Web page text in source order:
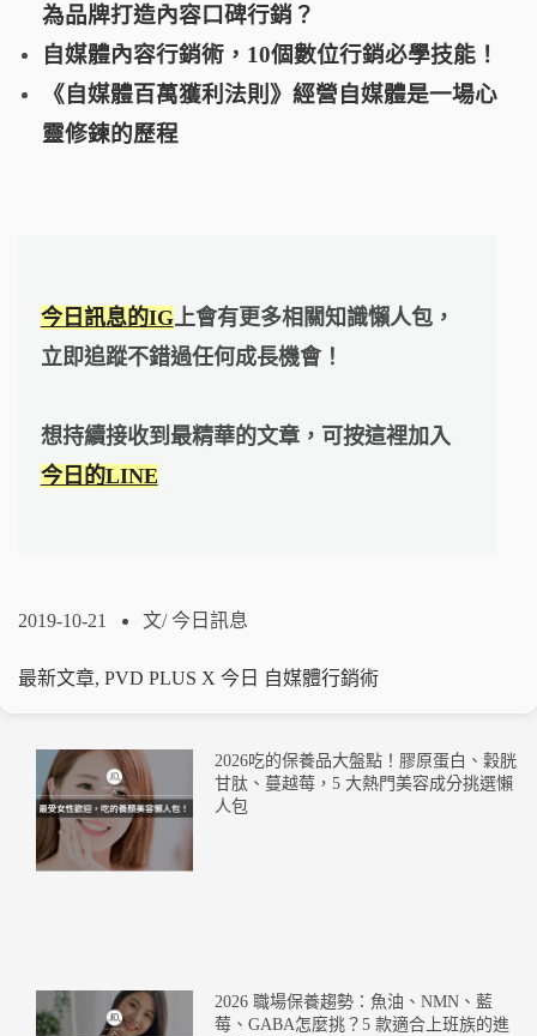
為品牌打造內容口碑行銷？
自媒體內容行銷術，10個數位行銷必學技能！
《自媒體百萬獲利法則》經營自媒體是一場心
靈修鍊的歷程
今日訊息的IG上會有更多相關知識懶人包，
立即追蹤不錯過任何成長機會！
想持續接收到最精華的文章，可按這裡加入
今日的LINE
2019-10-21 文/今日訊息
最新文章, PVD PLUS X 今日 自媒體行銷術
2026吃的保養品大盤點！膠原蛋白、穀胱
甘肽、蔓越莓，5 大熱門美容成分挑選懶
人包
2026 職場保養趨勢：魚油、NMN、藍
莓、GABA怎麼挑？5 款適合上班族的進